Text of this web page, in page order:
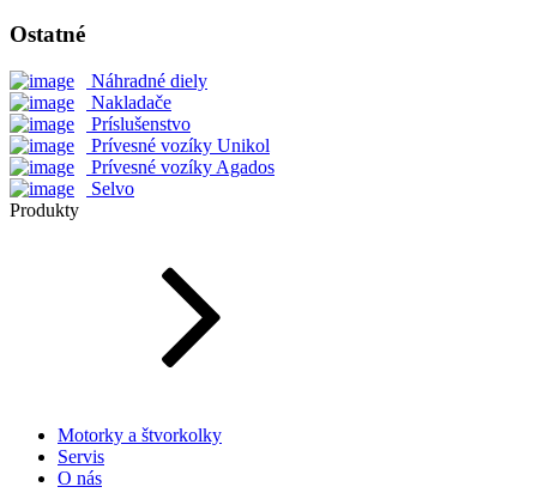
Ostatné
Náhradné diely
Nakladače
Príslušenstvo
Prívesné vozíky Unikol
Prívesné vozíky Agados
Selvo
Produkty
Motorky a štvorkolky
Servis
O nás